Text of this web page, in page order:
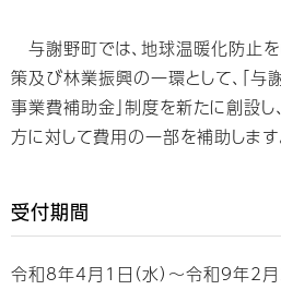
与謝野町では、地球温暖化防止
策及び林業振興の一環として、「
事業費補助金」制度を新たに創設し
方に対して費用の一部を補助します
受付期間
令和8年4月1日（水）～令和9年2月